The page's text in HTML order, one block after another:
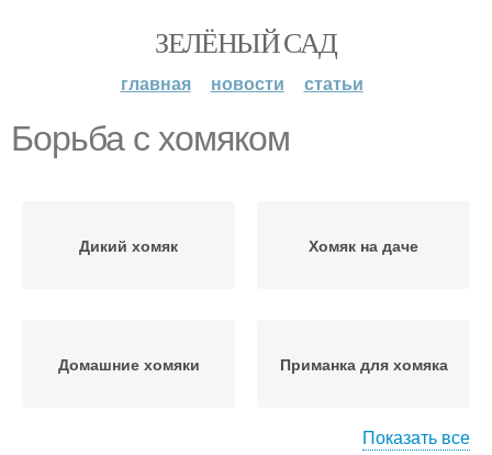
ЗЕЛЁНЫЙ САД
главная новости статьи
Борьба с хомяком
Дикий хомяк Хомяк на даче
Домашние хомяки Приманка для хомяка
Показать все